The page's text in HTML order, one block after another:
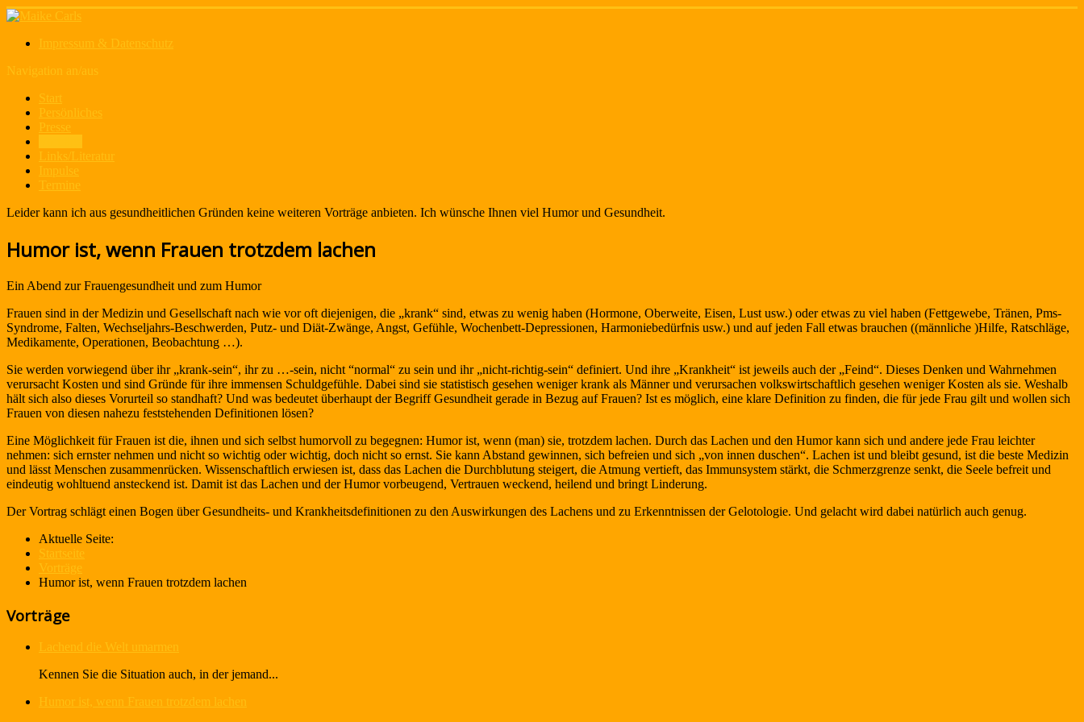
Impressum & Datenschutz
Navigation an/aus
Start
Persönliches
Presse
Links/Literatur
Impulse
Termine
Leider kann ich aus gesundheitlichen Gründen keine weiteren Vorträge anbieten. Ich wünsche Ihnen viel Humor und Gesundheit.
Humor ist, wenn Frauen trotzdem lachen
Ein Abend zur Frauengesundheit und zum Humor
Frauen sind in der Medizin und Gesellschaft nach wie vor oft diejenigen, die „krank“ sind, etwas zu wenig haben (Hormone, Oberweite, Eisen, Lust usw.) oder etwas zu viel haben (Fettgewebe, Tränen, Pms-
Syndrome, Falten, Wechseljahrs-Beschwerden, Putz- und Diät-Zwänge, Angst, Gefühle, Wochenbett-Depressionen, Harmoniebedürfnis usw.) und auf jeden Fall etwas brauchen ((männliche )Hilfe, Ratschläge,
Medikamente, Operationen, Beobachtung …).
Sie werden vorwiegend über ihr „krank-sein“, ihr zu …-sein, nicht “normal“ zu sein und ihr „nicht-richtig-sein“ definiert. Und ihre „Krankheit“ ist jeweils auch der „Feind“. Dieses Denken und Wahrnehmen
verursacht Kosten und sind Gründe für ihre immensen Schuldgefühle. Dabei sind sie statistisch gesehen weniger krank als Männer und verursachen volkswirtschaftlich gesehen weniger Kosten als sie. Weshalb
hält sich also dieses Vorurteil so standhaft? Und was bedeutet überhaupt der Begriff Gesundheit gerade in Bezug auf Frauen? Ist es möglich, eine klare Definition zu finden, die für jede Frau gilt und wollen sich
Frauen von diesen nahezu feststehenden Definitionen lösen?
Eine Möglichkeit für Frauen ist die, ihnen und sich selbst humorvoll zu begegnen: Humor ist, wenn (man) sie, trotzdem lachen. Durch das Lachen und den Humor kann sich und andere jede Frau leichter
nehmen: sich ernster nehmen und nicht so wichtig oder wichtig, doch nicht so ernst. Sie kann Abstand gewinnen, sich befreien und sich „von innen duschen“. Lachen ist und bleibt gesund, ist die beste Medizin
und lässt Menschen zusammenrücken. Wissenschaftlich erwiesen ist, dass das Lachen die Durchblutung steigert, die Atmung vertieft, das Immunsystem stärkt, die Schmerzgrenze senkt, die Seele befreit und
eindeutig wohltuend ansteckend ist. Damit ist das Lachen und der Humor vorbeugend, Vertrauen weckend, heilend und bringt Linderung.
Der Vortrag schlägt einen Bogen über Gesundheits- und Krankheitsdefinitionen zu den Auswirkungen des Lachens und zu Erkenntnissen der Gelotologie. Und gelacht wird dabei natürlich auch genug.
Aktuelle Seite:
Startseite
Vorträge
Humor ist, wenn Frauen trotzdem lachen
Vorträge
Lachend die Welt umarmen
Kennen Sie die Situation auch, in der jemand...
Humor ist, wenn Frauen trotzdem lachen